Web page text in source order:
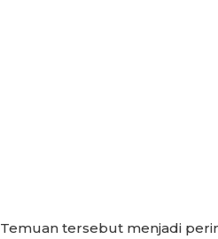
Temuan tersebut menjadi